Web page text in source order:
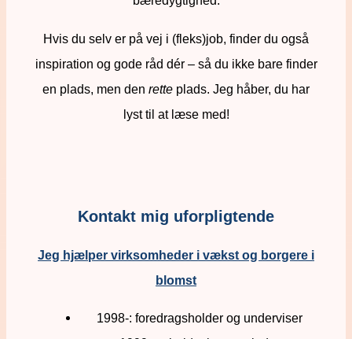
Hvis du selv er på vej i (fleks)job, finder du også
inspiration og gode råd dér – så du ikke bare finder
en plads, men den rette plads. Jeg håber, du har
lyst til at læse med!
Kontakt mig uforpligtende
Jeg hjælper virksomheder i vækst og borgere i
blomst
1998-: foredragsholder og underviser